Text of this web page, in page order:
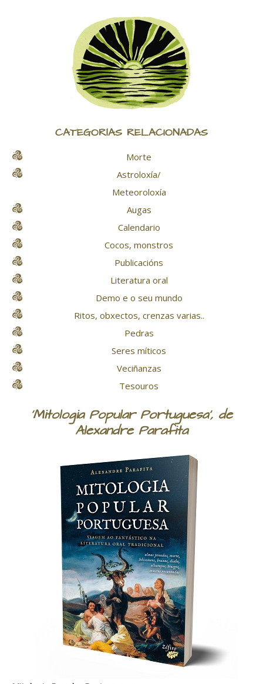
CATEGORÍAS RELACIONADAS
Morte
Astroloxía/
Meteoroloxía
Augas
Calendario
Cocos, monstros
Publicacións
Literatura oral
Demo e o seu mundo
Ritos, obxectos, crenzas varias..
Pedras
Seres míticos
Veciñanzas
Tesouros
'Mitologia Popular Portuguesa', de
Alexandre Parafita